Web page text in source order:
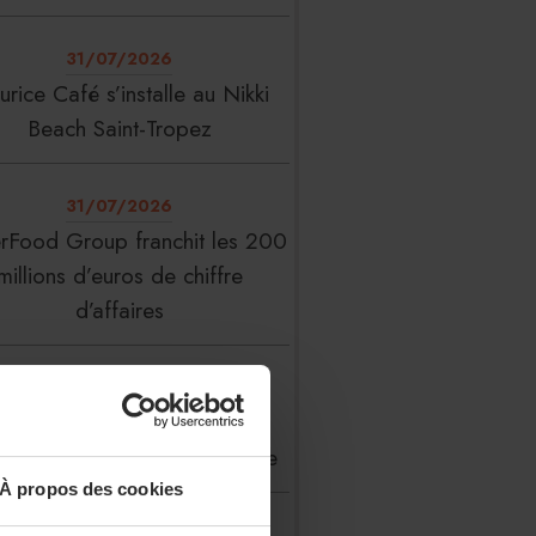
À propos des cookies
31/07/2026
Café s’installe au Nikki
Beach Saint-Tropez
31/07/2026
Group franchit les 200
d’euros de chiffre
d’affaires
31/07/2026
Liste : La Réserve Paris de
meilleur hôtel du monde